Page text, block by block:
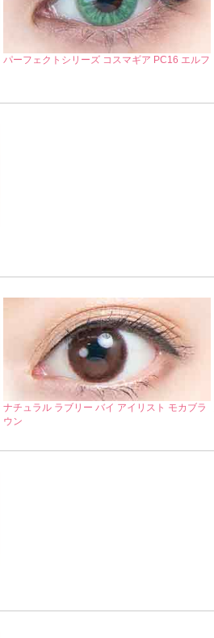
パーフェクトシリーズ コスマギア PC16 エルフ
ナチュラル ラブリー バイ アイリスト モカブラ
ウン